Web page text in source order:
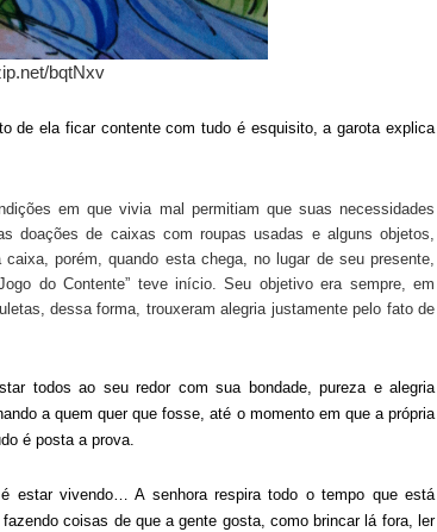
bqtNxv
de ela ficar contente com tudo é esquisito, a garota explica
em que vivia mal permitiam que suas necessidades
doações de caixas com roupas usadas e alguns objetos,
caixa, porém, quando esta chega, no lugar de seu presente,
do Contente” teve início. Seu objetivo era sempre, em
dessa forma, trouxeram alegria justamente pelo fato de
todos ao seu redor com sua bondade, pureza e alegria
a quem quer que fosse, até o momento em que a própria
é posta a prova.
estar vivendo… A senhora respira todo o tempo que está
coisas de que a gente gosta, como brincar lá fora, ler